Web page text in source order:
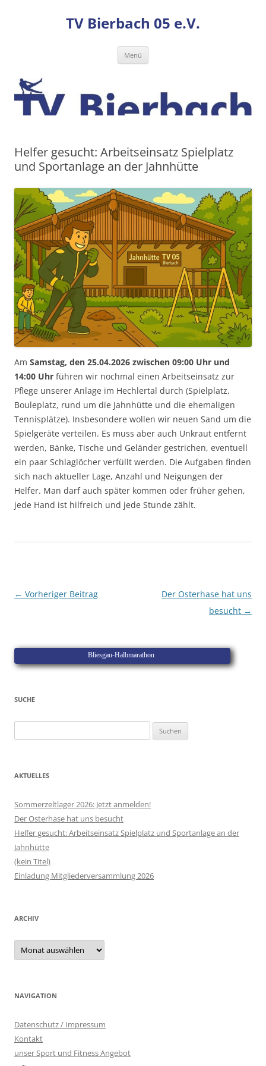
TV Bierbach 05 e.V.
Menü
Helfer gesucht: Arbeitseinsatz Spielplatz
und Sportanlage an der Jahnhütte
Am Samstag, den 25.04.2026 zwischen 09:00 Uhr und
14:00 Uhr führen wir nochmal einen Arbeitseinsatz zur
Pflege unserer Anlage im Hechlertal durch (Spielplatz,
Bouleplatz, rund um die Jahnhütte und die ehemaligen
Tennisplätze). Insbesondere wollen wir neuen Sand um die
Spielgeräte verteilen. Es muss aber auch Unkraut entfernt
werden, Bänke, Tische und Geländer gestrichen, eventuell
ein paar Schlaglöcher verfüllt werden. Die Aufgaben finden
sich nach aktueller Lage, Anzahl und Neigungen der
Helfer. Man darf auch später kommen oder früher gehen,
jede Hand ist hilfreich und jede Stunde zählt.
Beitragsnavigation
← Vorheriger Beitrag
Der Osterhase hat uns
besucht →
Bliesgau-Halbmarathon
SUCHE
nach:
AKTUELLES
Sommerzeltlager 2026: Jetzt anmelden!
Der Osterhase hat uns besucht
Helfer gesucht: Arbeitseinsatz Spielplatz und Sportanlage an der
Jahnhütte
(kein Titel)
Einladung Mitgliederversammlung 2026
ARCHIV
Archiv
NAVIGATION
Datenschutz / Impressum
Kontakt
unser Sport und Fitness Angebot